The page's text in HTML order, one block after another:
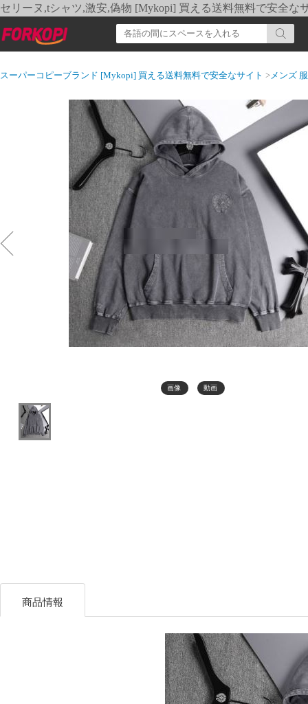
セリーヌ,tシャツ,激安,偽物 [Mykopi] 買える送料無料で安全な
スーパーコピーブランド [Mykopi] 買える送料無料で安全なサイト >メンズ 服
画像 動画
商品情報